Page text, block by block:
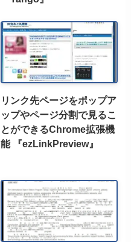
リンク先ページをポップア
ップやページ分割で見るこ
とができるChrome拡張機
能 『ezLinkPreview』